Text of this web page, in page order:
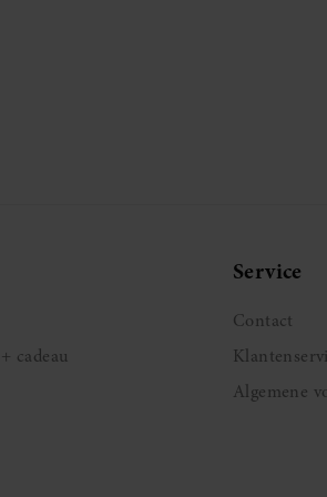
cadeau
Service
Contact
Algemene